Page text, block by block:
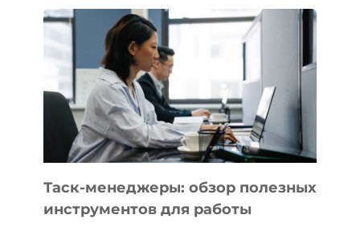
БИЗНЕСА:
КАКИЕ
3
ЗАДАЧИ
ЕМУ
МОЖНО
ПОРУЧИТЬ
УЖЕ
Таск-менеджеры: обзор полезных
инструментов для работы